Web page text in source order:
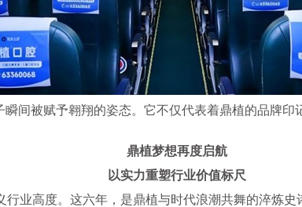
间被赋予翱翔的姿态。它不仅代表着鼎植的品牌
鼎植梦想再度启航
以实力重塑行业价值标尺
业高度。这六年，是鼎植与时代浪潮共舞的淬炼史